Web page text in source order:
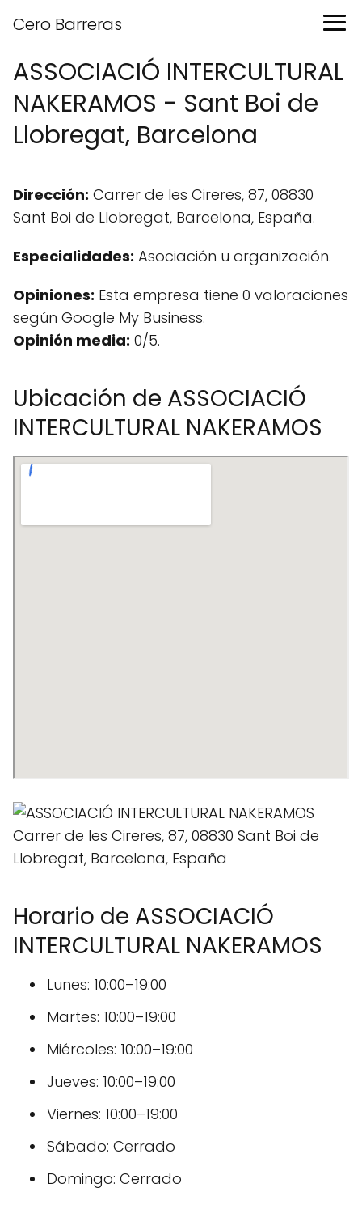
Cero Barreras
ASSOCIACIÓ INTERCULTURAL
NAKERAMOS - Sant Boi de
Llobregat, Barcelona
Dirección: Carrer de les Cireres, 87, 08830
Sant Boi de Llobregat, Barcelona, España.
Especialidades: Asociación u organización.
Opiniones: Esta empresa tiene 0 valoraciones
según Google My Business.
Opinión media: 0/5.
Ubicación de ASSOCIACIÓ
INTERCULTURAL NAKERAMOS
Horario de ASSOCIACIÓ
INTERCULTURAL NAKERAMOS
Lunes: 10:00–19:00
Martes: 10:00–19:00
Miércoles: 10:00–19:00
Jueves: 10:00–19:00
Viernes: 10:00–19:00
Sábado: Cerrado
Domingo: Cerrado